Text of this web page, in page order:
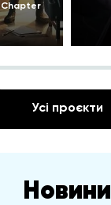
Chapter
Усі проєкти
Новини